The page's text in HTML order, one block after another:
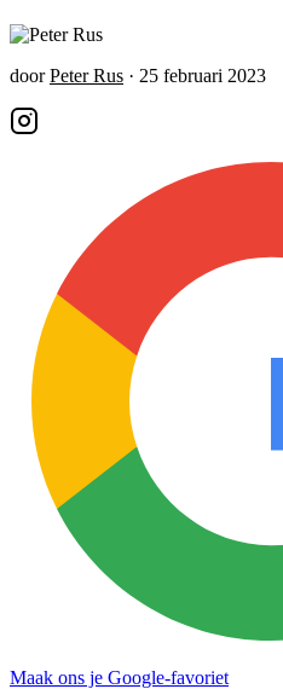
door Peter Rus · 25 februari 2023
Maak ons je Google-favoriet